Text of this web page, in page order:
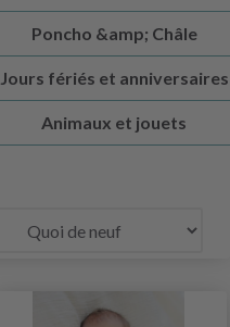
Poncho &amp; Châle
Jours fériés et anniversaires
Animaux et jouets